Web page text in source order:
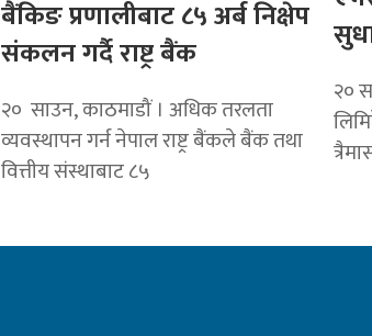
बैंकिङ प्रणालीबाट ८५ अर्ब निक्षेप
संकलन गर्दै राष्ट्र बैंक
२० साउन, काठमाडौं । अधिक तरलता
व्यवस्थापन गर्न नेपाल राष्ट्र बैंकले बैंक तथा
वित्तीय संस्थाबाट ८५
२०